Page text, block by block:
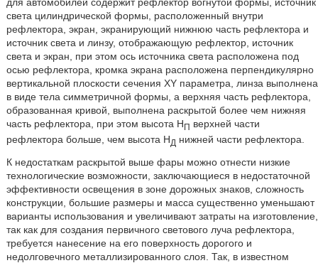
света цилиндрической формы, расположенный внутри
рефлектора, экран, экранирующий нижнюю часть рефлектора и
источник света и линзу, отображающую рефлектор, источник
света и экран, при этом ось источника света расположена под
осью рефлектора, кромка экрана расположена перпендикулярно
вертикальной плоскости сечения XY параметра, линза выполнена
в виде тела симметричной формы, а верхняя часть рефлектора,
образованная кривой, выполнена раскрытой более чем нижняя
часть рефлектора, при этом высота НП верхней части
рефлектора больше, чем высота НД нижней части рефлектора.
К недостаткам раскрытой выше фары можно отнести низкие
технологические возможности, заключающиеся в недостаточной
эффективности освещения в зоне дорожных знаков, сложность
конструкции, большие размеры и масса существенно уменьшают
варианты использования и увеличивают затраты на изготовление,
так как для создания первичного светового луча рефлектора,
требуется нанесение на его поверхность дорогого и
недолговечного металлизированного слоя. Так, в известном